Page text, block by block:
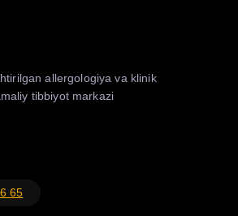
allergologiya va klinik
tibbiyot markazi
65